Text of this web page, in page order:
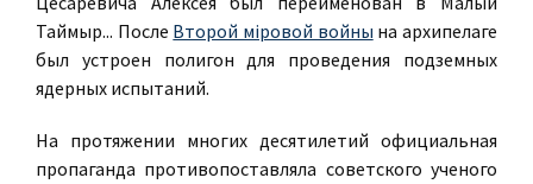
Таймыр... После Второй мiровой войны на архипелаге
был устроен полигон для проведения подземных
ядерных испытаний.
На протяжении многих десятилетий официальная
пропаганда противопоставляла советского ученого